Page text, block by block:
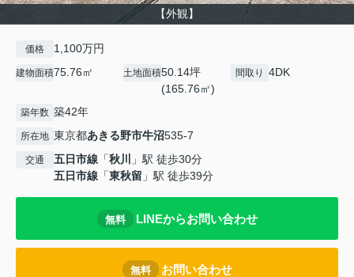
【外観】
価格 1,100万円
建物面積75.76㎡ 土地面積50.14坪
(165.76㎡)
間取り 4DK
築年数 築42年
所在地 東京都あきる野市牛沼535-7
交通 五日市線 「秋川
」駅 徒歩30分
五日市線 「東秋留 」駅 徒歩39分
無料 LINEからお問い合わせ
無料 お問い合わせ